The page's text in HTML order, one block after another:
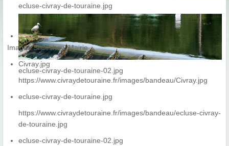
ecluse-civray-de-touraine.jpg
ecluse-civray-de-touraine-02.jpg
Images Slideshow Mairie
Civray.jpg
https://www.civraydetouraine.fr/images/bandeau/Civray.jpg
ecluse-civray-de-touraine.jpg
https://www.civraydetouraine.fr/images/bandeau/ecluse-civray-
de-touraine.jpg
ecluse-civray-de-touraine-02.jpg